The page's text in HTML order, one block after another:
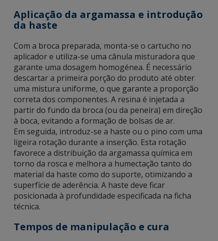
Aplicação da argamassa e introdução
da haste
Com a broca preparada, monta-se o cartucho no
aplicador e utiliza-se uma cânula misturadora que
garante uma dosagem homogénea. É necessário
descartar a primeira porção do produto até obter
uma mistura uniforme, o que garante a proporção
correta dos componentes. A resina é injetada a
partir do fundo da broca (ou da peneira) em direção
à boca, evitando a formação de bolsas de ar.
Em seguida, introduz-se a haste ou o pino com uma
ligeira rotação durante a inserção. Esta rotação
favorece a distribuição da argamassa química em
torno da rosca e melhora a humectação tanto do
material da haste como do suporte, otimizando a
superfície de aderência. A haste deve ficar
posicionada à profundidade especificada na ficha
técnica.
Tempos de manipulação e cura